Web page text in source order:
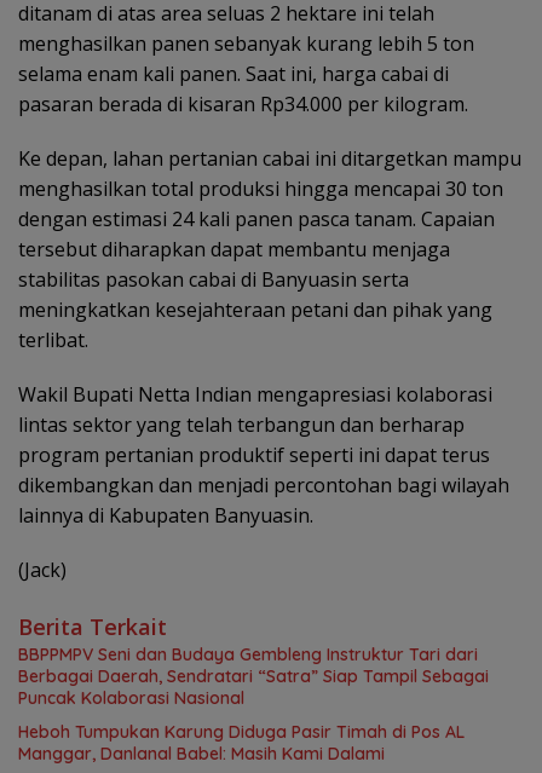
ditanam di atas area seluas 2 hektare ini telah
menghasilkan panen sebanyak kurang lebih 5 ton
selama enam kali panen. Saat ini, harga cabai di
pasaran berada di kisaran Rp34.000 per kilogram.
Ke depan, lahan pertanian cabai ini ditargetkan mampu
menghasilkan total produksi hingga mencapai 30 ton
dengan estimasi 24 kali panen pasca tanam. Capaian
tersebut diharapkan dapat membantu menjaga
stabilitas pasokan cabai di Banyuasin serta
meningkatkan kesejahteraan petani dan pihak yang
terlibat.
Wakil Bupati Netta Indian mengapresiasi kolaborasi
lintas sektor yang telah terbangun dan berharap
program pertanian produktif seperti ini dapat terus
dikembangkan dan menjadi percontohan bagi wilayah
lainnya di Kabupaten Banyuasin.
(Jack)
Berita Terkait
BBPPMPV Seni dan Budaya Gembleng Instruktur Tari dari
Berbagai Daerah, Sendratari “Satra” Siap Tampil Sebagai
Puncak Kolaborasi Nasional
Heboh Tumpukan Karung Diduga Pasir Timah di Pos AL
Manggar, Danlanal Babel: Masih Kami Dalami